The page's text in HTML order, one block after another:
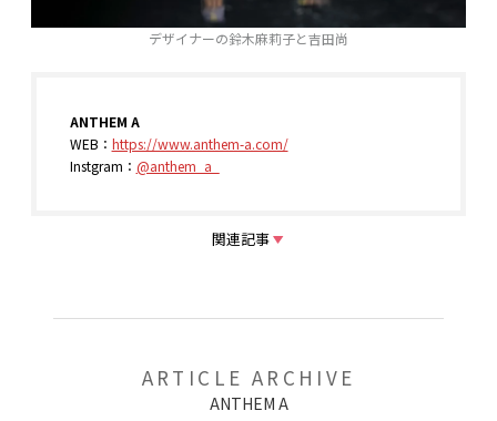
デザイナーの鈴木麻莉子と吉田尚
ANTHEM A
WEB： https://www.anthem-a.com/
Instgram： @anthem_a_
関連記事
ARTICLE ARCHIVE
ANTHEM A